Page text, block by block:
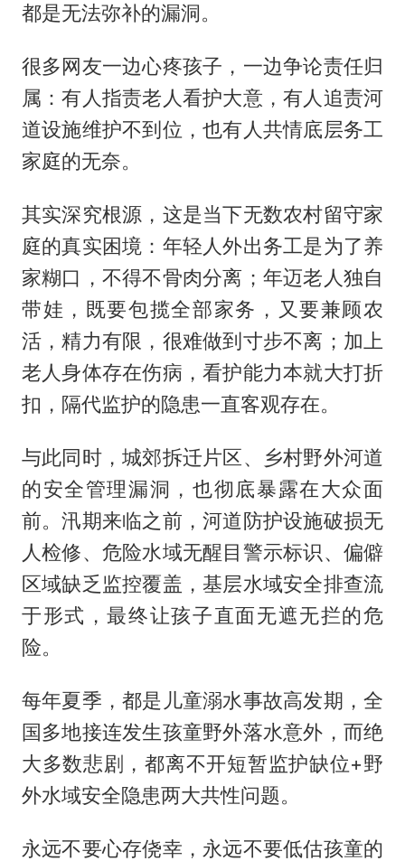
都是无法弥补的漏洞。
很多网友一边心疼孩子，一边争论责任归
属：有人指责老人看护大意，有人追责河
道设施维护不到位，也有人共情底层务工
家庭的无奈。
其实深究根源，这是当下无数农村留守家
庭的真实困境：年轻人外出务工是为了养
家糊口，不得不骨肉分离；年迈老人独自
带娃，既要包揽全部家务，又要兼顾农
活，精力有限，很难做到寸步不离；加上
老人身体存在伤病，看护能力本就大打折
扣，隔代监护的隐患一直客观存在。
与此同时，城郊拆迁片区、乡村野外河道
的安全管理漏洞，也彻底暴露在大众面
前。汛期来临之前，河道防护设施破损无
人检修、危险水域无醒目警示标识、偏僻
区域缺乏监控覆盖，基层水域安全排查流
于形式，最终让孩子直面无遮无拦的危
险。
每年夏季，都是儿童溺水事故高发期，全
国多地接连发生孩童野外落水意外，而绝
大多数悲剧，都离不开短暂监护缺位+野
外水域安全隐患两大共性问题。
永远不要心存侥幸，永远不要低估孩童的